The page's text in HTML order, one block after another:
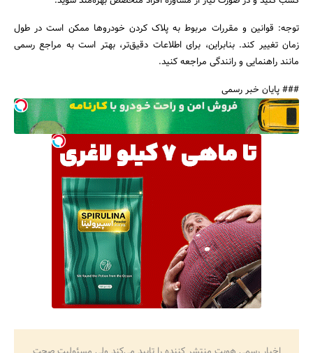
توجه: قوانین و مقررات مربوط به پلاک کردن خودروها ممکن است در طول
زمان تغییر کند. بنابراین، برای اطلاعات دقیق‌تر، بهتر است به مراجع رسمی
مانند راهنمایی و رانندگی مراجعه کنید.
### پایان خبر رسمی